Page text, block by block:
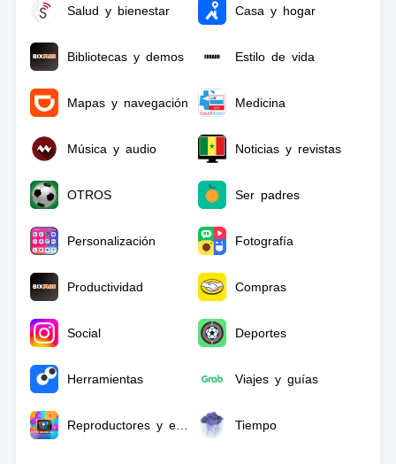
Salud y bienestar Casa y hogar
Bibliotecas y demos Estilo de vida
Mapas y navegación Medicina
Música y audio Noticias y revistas
OTROS Ser padres
Personalización Fotografía
Productividad Compras
Social Deportes
Herramientas Viajes y guías
Reproductores y editores de vídeo Tiempo